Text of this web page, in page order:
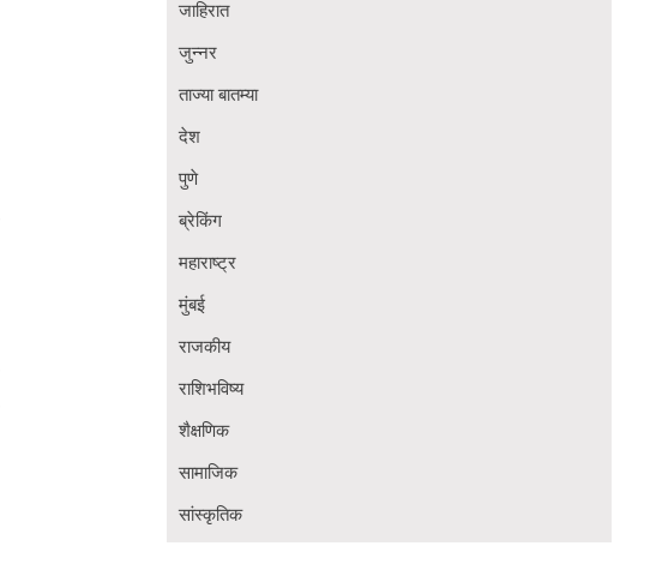
जाहिरात
जुन्नर
ताज्या बातम्या
देश
पुणे
ब्रेकिंग
महाराष्ट्र
मुंबई
राजकीय
राशिभविष्य
शैक्षणिक
सामाजिक
सांस्कृतिक